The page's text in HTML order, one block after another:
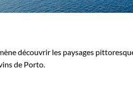
découvrir les paysages
de Porto.